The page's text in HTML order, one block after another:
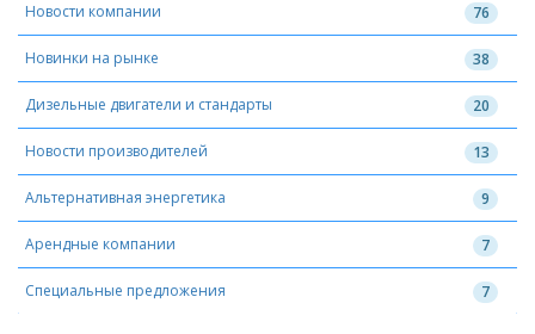
Новости компании 76
Новинки на рынке 38
Дизельные двигатели и стандарты 20
Новости производителей 13
Альтернативная энергетика 9
Арендные компании 7
Специальные предложения 7